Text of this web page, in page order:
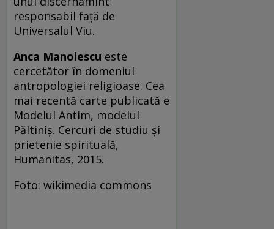
responsabil faţă de
Universalul Viu.
Anca Manolescu este
cercetător în domeniul
antropologiei religioase. Cea
mai recentă carte publicată e
Modelul Antim, modelul
Păltiniş. Cercuri de studiu şi
prietenie spirituală,
Humanitas, 2015.
Foto: wikimedia commons